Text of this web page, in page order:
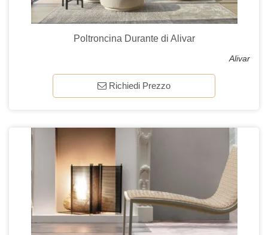
Poltroncina Durante di Alivar
Alivar
Richiedi Prezzo